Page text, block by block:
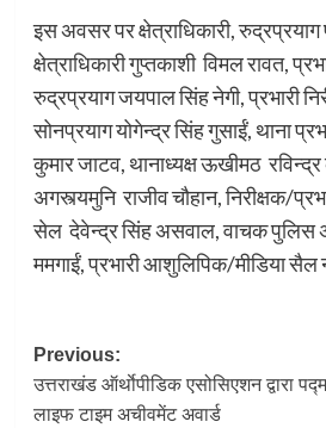
इस अवसर पर क्षेत्राधिकारी, रुद्रप्रयाग
क्षेत्राधिकारी गुप्तकाशी विमल रावत,
रुद्रप्रयाग जयपाल सिंह नेगी, प्रभारी
सोनप्रयाग योगेन्द्र सिंह गुसाईं, थाना
कुमार जाटव, थानाध्यक्ष ऊखीमठ
अगस्त्यमुनि राजीव चौहान, निरीक्षक/
सेल देवेन्द्र सिंह असवाल, वाचक पुलिस
ममगाईं, प्रभारी आशुलिपिक/मीडिया
Post
navigation
Previous:
उत्तराखंड ऑर्थाेपीडिक एसोसिएशन द्वारा
लाइफ टाइम अचीवमेंट अवार्ड